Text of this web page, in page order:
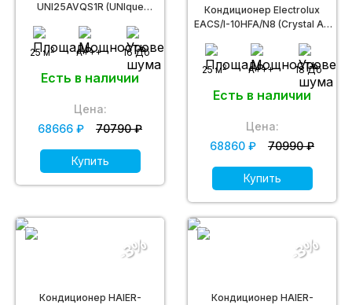
UNI25AVQS1R (UNIque
25 м2 A+++ 16 Дб
Есть в наличии
Цена:
68666 ₽
70790 ₽
Купить
Кондиционер Electrolux
EACS/I-10HFA/N8 (Crystal Air
25 м2 A+++ 18 Дб
Есть в наличии
Цена:
68860 ₽
70990 ₽
Купить
Кондиционер HAIER-
-3%
Кондиционер HAIER-
-3%